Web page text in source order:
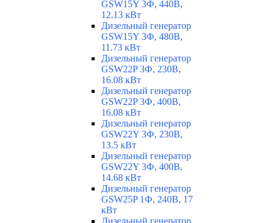
GSW15Y 3Ф, 440В,
12.13 кВт
Дизельный генератор
GSW15Y 3Ф, 480В,
11.73 кВт
Дизельный генератор
GSW22P 3Ф, 230В,
16.08 кВт
Дизельный генератор
GSW22P 3Ф, 400В,
16.08 кВт
Дизельный генератор
GSW22Y 3Ф, 230В,
13.5 кВт
Дизельный генератор
GSW22Y 3Ф, 400В,
14.68 кВт
Дизельный генератор
GSW25P 1Ф, 240В, 17
кВт